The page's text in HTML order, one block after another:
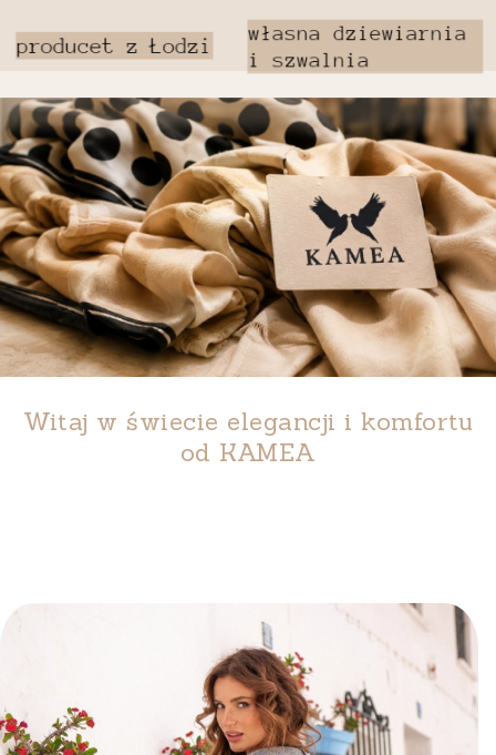
Witaj w świecie elegancji i komfortu
od KAMEA